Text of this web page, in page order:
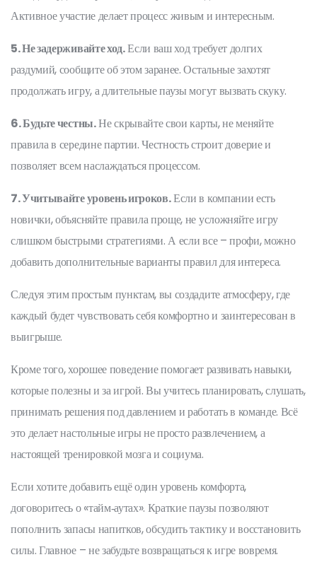
Активное участие делает процесс живым и интересным.
5. Не задерживайте ход.Если ваш ход требует долгих
раздумий, сообщите об этом заранее. Остальные захотят
продолжать игру, а длительные паузы могут вызвать скуку.
6. Будьте честны.Не скрывайте свои карты, не меняйте
правила в середине партии. Честность строит доверие и
позволяет всем наслаждаться процессом.
7. Учитывайте уровень игроков.Если в компании есть
новички, объясняйте правила проще, не усложняйте игру
слишком быстрыми стратегиями. А если все – профи, можно
добавить дополнительные варианты правил для интереса.
Следуя этим простым пунктам, вы создадите атмосферу, где
каждый будет чувствовать себя комфортно и заинтересован в
выигрыше.
Кроме того, хорошее поведение помогает развивать навыки,
которые полезны и за игрой. Вы учитесь планировать, слушать,
принимать решения под давлением и работать в команде. Всё
это делает настольные игры не просто развлечением, а
настоящей тренировкой мозга и социума.
Если хотите добавить ещё один уровень комфорта,
договоритесь о «тайм‑аутах». Краткие паузы позволяют
пополнить запасы напитков, обсудить тактику и восстановить
силы. Главное – не забудьте возвращаться к игре вовремя.